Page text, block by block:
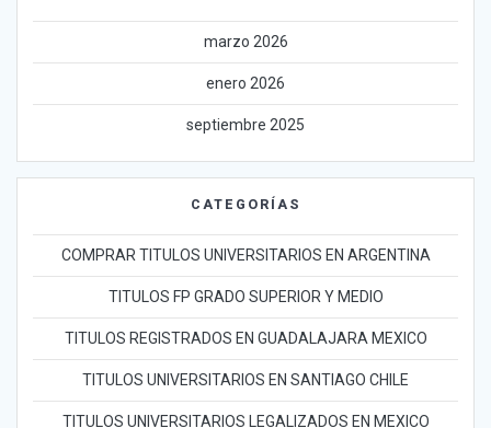
marzo 2026
enero 2026
septiembre 2025
CATEGORÍAS
COMPRAR TITULOS UNIVERSITARIOS EN ARGENTINA
TITULOS FP GRADO SUPERIOR Y MEDIO
TITULOS REGISTRADOS EN GUADALAJARA MEXICO
TITULOS UNIVERSITARIOS EN SANTIAGO CHILE
TITULOS UNIVERSITARIOS LEGALIZADOS EN MEXICO